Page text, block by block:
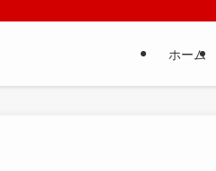
ホーム